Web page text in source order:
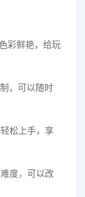
彩鲜艳，给玩
，可以随时
松上手，享
度，可以改